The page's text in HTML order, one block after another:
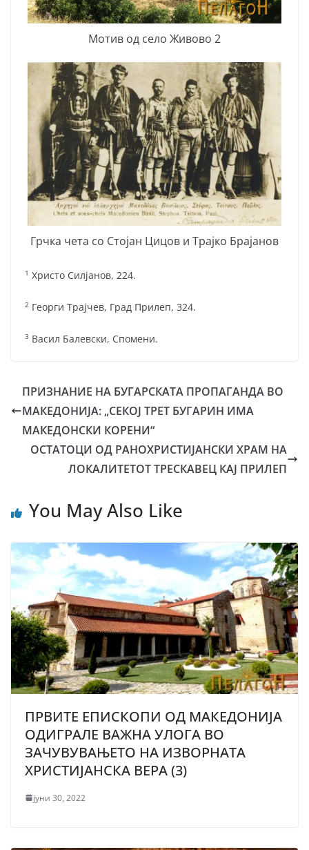
Мотив од село Живово 2
Грчка чета со Стојан Цицов и Трајко Брајанов
1 Христо Силјанов, 224.
2 Георги Трајчев, Град Прилеп, 324.
3 Васил Балевски, Спомени.
ПРИЗНАНИЕ НА БУГАРСКАТА ПРОПАГАНДА ВО
МАКЕДОНИЈА: „СЕКОЈ ТРЕТ БУГАРИН ИМА
МАКЕДОНСКИ КОРЕНИ“
ОСТАТОЦИ ОД РАНОХРИСТИЈАНСКИ ХРАМ НА
ЛОКАЛИТЕТОТ ТРЕСКАВЕЦ КАЈ ПРИЛЕП
You May Also Like
ПРВИТЕ ЕПИСКОПИ ОД МАКЕДОНИЈА
ОДИГРАЛЕ ВАЖНА УЛОГА ВО
ЗАЧУВУВАЊЕТО НА ИЗВОРНАТА
ХРИСТИЈАНСКА ВЕРА (3)
јуни 30, 2022